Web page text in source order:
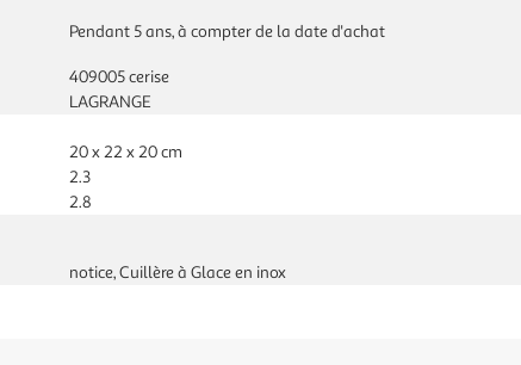
Pendant 5 ans, à compter de la date d'achat
409005 cerise
LAGRANGE
20 x 22 x 20 cm
2.3
2.8
notice, Cuillère à Glace en inox